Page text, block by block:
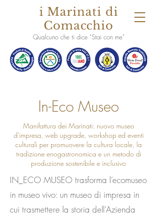
i Marinati di
Comacchio
Qualcuno che ti dice "Stai con me"
In-Eco Museo
Manifattura dei Marinati: nuovo museo
d'impresa, web upgrade, workshop ed eventi
culturali per promuovere la cultura locale, la
tradizione enogastronomica e un metodo di
produzione sostenibile e inclusivo
IN_ECO MUSEO trasforma l’ecomuseo
in museo vivo: un museo di impresa in
cui trasmettere la storia dell’Azienda